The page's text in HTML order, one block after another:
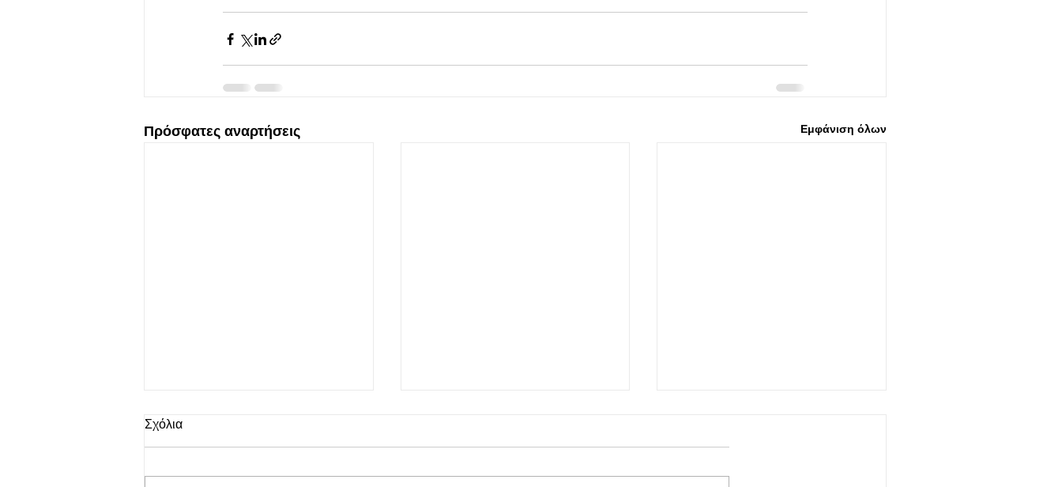
Πρόσφατες αναρτήσεις Εμφάνιση όλων
Σχόλια